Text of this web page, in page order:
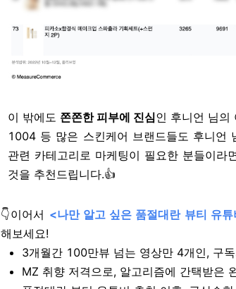
이 밖에도 쫀쫀한 피부에 진심인 후니언 님의
1004 등 많은 스킨케어 브랜드들도 후니언
관련 카테고리로 마케팅이 필요한 분들이라
것을 추천드립니다.👍
👇이어서 <나만 알고 싶은 품절대란 뷰티 유
해보세요!
3개월간 100만뷰 넘는 영상만 4개인, 구
MZ 취향 저격으로, 알고리즘에 간택받은